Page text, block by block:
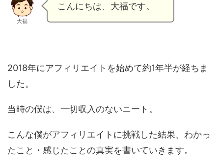
大福
こんにちは、大福です。
2018年にアフィリエイトを始めて約1年半が経ちま
した。
当時の僕は、一切収入のないニート。
こんな僕がアフィリエイトに挑戦した結果、わかっ
たこと・感じたことの真実を書いていきます。